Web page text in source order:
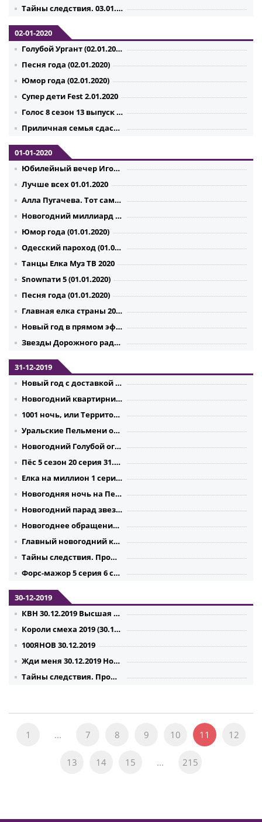
Тайны следствия. 03.01.2020
02-01-2020
Голубой Ургант (02.01.2020)
Песня года (02.01.2020)
Юмор года (02.01.2020)
Супер дети Fest 2.01.2020
Голос 8 сезон 13 выпуск финал 02.01.2020
Приличная семья сдаст комнату (02.01.2020)
01-01-2020
Юбилейный вечер Игоря Крутого 1.01.2020
Лучше всех 01.01.2020
Алла Пугачева. Тот самый концерт (01.01.2020)
Новогодний миллиард (01.01.2020)
Юмор года (01.01.2020)
Одесский пароход (01.01.2020)
Танцы Елка Муз ТВ 2020
Snowпати 5 (01.01.2020)
Песня года (01.01.2020)
Главная елка страны 2020
Новый год в прямом эфире 01.01.2020
Звезды Дорожного радио 2019
31-12-2019
Новый год с доставкой на дом 2020
Новогодний квартирник НТВ у Маргулиса (31.12.2019)
1001 ночь, или Территория любви (31.12.2019)
Уральские Пельмени от 31.12.2019 Ёлки, дети, два стола
Новогодний Голубой огонёк 2020
Пёс 5 сезон 20 серия 31.12.2019
Елка на миллион 1 серия 2 серия 3 серия 4 серия 31.12.2019
Новогодняя ночь на Первом (31.12.2019)
Новогодний парад звезд 31.12.2019
Новогоднее обращение президента России Владимира Путина 2020
Главный новогодний концерт 31.12.2019
Тайны следствия. Прошлый век (31.12.2019) Все серии
Форс-мажор 5 серия 6 серия 7 серия 8 серия (31.12.2019)
30-12-2019
КВН 30.12.2019 Высшая лига. Финал
Короли смеха 2019 (30.12.2019)
100ЯНОВ 30.12.2019
Жди меня 30.12.2019 Новогодний выпуск
Тайны следствия. Прошлый век (30.12.2019)
1 ... 7 8 9 10 11 12
13 14 15 ... 215